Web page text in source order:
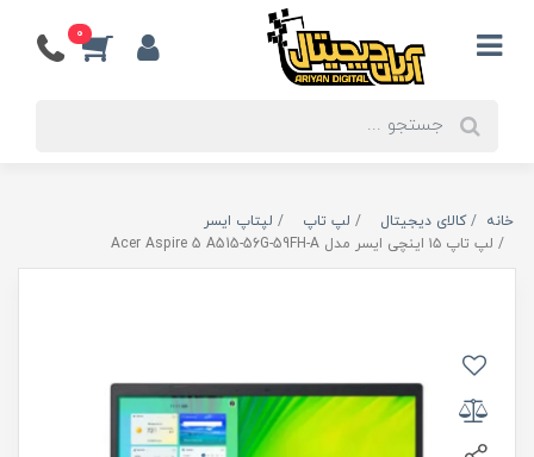
0
خانه کالای دیجیتال لپ تاپ
لپتاپ ایسر
لپ تاپ ۱۵ اینچی ایسر مدل Acer Aspire 5 A515-56G-59FH-A